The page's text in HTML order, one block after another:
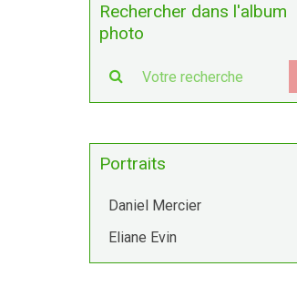
Rechercher dans l'album
photo
Portraits
Daniel Mercier
Eliane Evin